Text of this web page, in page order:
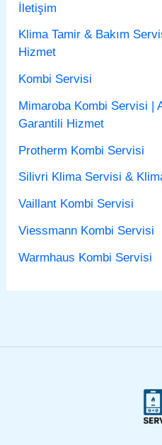
İletişim
Klima Tamir & Bakım
Hizmet
Kombi Servisi
Mimaroba Kombi Servisi |
Garantili Hizmet
Protherm Kombi Servisi
Silivri Klima Servisi &
Vaillant Kombi Servisi
Viessmann Kombi Servisi
Warmhaus Kombi Servisi